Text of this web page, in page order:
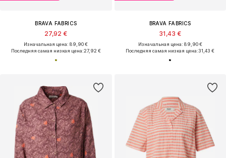
BRAVA FABRICS
27,92 €
Изначальная цена: 89,90 €
Последняя самая низкая цена:27,92 €
BRAVA FABRICS
31,43 €
Изначальная цена: 89,90 €
Последняя самая низкая цена:31,43 €